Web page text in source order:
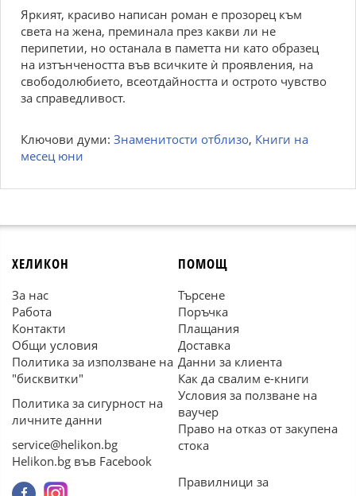
Яркият, красиво написан роман е прозорец към
света на жена, преминала през какви ли не
перипетии, но останала в паметта ни като образец
на изтънчеността във всичките ѝ проявления, на
свободолюбието, всеотдайността и острото чувство
за справедливост.
Ключови думи: Знаменитости отблизо, Книги на
месец юни
ХЕЛИКОН
За нас
Работа
Контакти
Общи условия
Политика за използване на
"бисквитки"
Политика за сигурност на
личните данни
service@helikon.bg
Helikon.bg във Facebook
ПОМОЩ
Търсене
Поръчка
Плащания
Доставка
Данни за клиента
Как да свалим е-книги
Условия за ползване на
ваучер
Право на отказ от закупена
стока
Правилници за